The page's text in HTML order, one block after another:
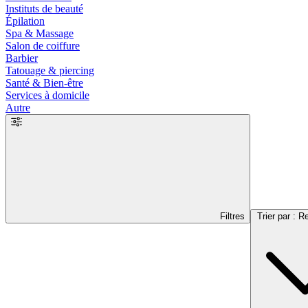
Instituts de beauté
Épilation
Spa & Massage
Salon de coiffure
Barbier
Tatouage & piercing
Santé & Bien-être
Services à domicile
Autre
Filtres